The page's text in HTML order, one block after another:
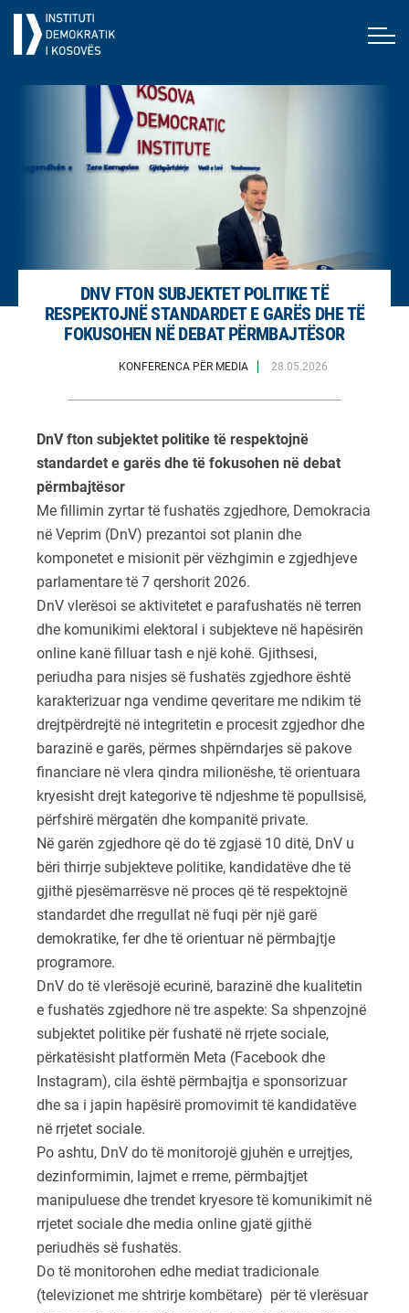
DNV FTON SUBJEKTET POLITIKE TË
RESPEKTOJNË STANDARDET E GARËS DHE TË
FOKUSOHEN NË DEBAT PËRMBAJTËSOR
KONFERENCA PËR MEDIA 28.05.2026
DnV fton subjektet politike të respektojnë
standardet e garës dhe të fokusohen në debat
përmbajtësor
Me fillimin zyrtar të fushatës zgjedhore, Demokracia
në Veprim (DnV) prezantoi sot planin dhe
komponetet e misionit për vëzhgimin e zgjedhjeve
parlamentare të 7 qershorit 2026.
DnV vlerësoi se aktivitetet e parafushatës në terren
dhe komunikimi elektoral i subjekteve në hapësirën
online kanë filluar tash e një kohë. Gjithsesi,
periudha para nisjes së fushatës zgjedhore është
karakterizuar nga vendime qeveritare me ndikim të
drejtpërdrejtë në integritetin e procesit zgjedhor dhe
barazinë e garës, përmes shpërndarjes së pakove
financiare në vlera qindra milionëshe, të orientuara
kryesisht drejt kategorive të ndjeshme të popullsisë,
përfshirë mërgatën dhe kompanitë private.
Në garën zgjedhore që do të zgjasë 10 ditë, DnV u
bëri thirrje subjekteve politike, kandidatëve dhe të
gjithë pjesëmarrësve në proces që të respektojnë
standardet dhe rregullat në fuqi për një garë
demokratike, fer dhe të orientuar në përmbajtje
programore.
DnV do të vlerësojë ecurinë, barazinë dhe kualitetin
e fushatës zgjedhore në tre aspekte: Sa shpenzojnë
subjektet politike për fushatë në rrjete sociale,
përkatësisht platformën Meta (Facebook dhe
Instagram), cila është përmbajtja e sponsorizuar
dhe sa i japin hapësirë promovimit të kandidatëve
në rrjetet sociale.
Po ashtu, DnV do të monitorojë gjuhën e urrejtjes,
dezinformimin, lajmet e rreme, përmbajtjet
manipuluese dhe trendet kryesore të komunikimit në
rrjetet sociale dhe media online gjatë gjithë
periudhës së fushatës.
Do të monitorohen edhe mediat tradicionale
(televizionet me shtrirje kombëtare) për të vlerësuar